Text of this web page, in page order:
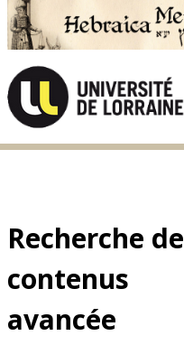
Recherche de
contenus
avancée